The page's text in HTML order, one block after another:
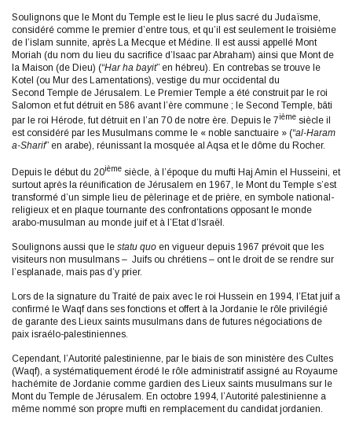
Soulignons que le Mont du Temple est le lieu le plus sacré du Judaïsme,
considéré comme le premier d’entre tous, et qu’il est seulement le troisième
de l’islam sunnite, après La Mecque et Médine. Il est aussi appellé Mont
Moriah (du nom du lieu du sacrifice d’Isaac par Abraham) ainsi que Mont de
la Maison (de Dieu) (“Har ha bayit” en hébreu). En contrebas se trouve le
Kotel (ou Mur des Lamentations), vestige du mur occidental du
Second Temple de Jérusalem. Le Premier Temple a été construit par le roi
Salomon et fut détruit en 586 avant l’ère commune ; le Second Temple, bâti
par le roi Hérode, fut détruit en l’an 70 de notre ère. Depuis le 7ième siècle il
est considéré par les Musulmans comme le « noble sanctuaire » (“al-Haram
a-Sharif” en arabe), réunissant la mosquée al Aqsa et le dôme du Rocher.
Depuis le début du 20ième siècle, à l’époque du mufti Haj Amin el Husseini, et
surtout après la réunification de Jérusalem en 1967, le Mont du Temple s’est
transformé d’un simple lieu de pèlerinage et de prière, en symbole national-
religieux et en plaque tournante des confrontations opposant le monde
arabo-musulman au monde juif et à l’Etat d’Israël.
Soulignons aussi que le statu quo en vigueur depuis 1967 prévoit que les
visiteurs non musulmans – Juifs ou chrétiens – ont le droit de se rendre sur
l’esplanade, mais pas d’y prier.
Lors de la signature du Traité de paix avec le roi Hussein en 1994, l’Etat juif a
confirmé le Waqf dans ses fonctions et offert à la Jordanie le rôle privilégié
de garante des Lieux saints musulmans dans de futures négociations de
paix israélo-palestiniennes.
Cependant, l’Autorité palestinienne, par le biais de son ministère des Cultes
(Waqf), a systématiquement érodé le rôle administratif assigné au Royaume
hachémite de Jordanie comme gardien des Lieux saints musulmans sur le
Mont du Temple de Jérusalem. En octobre 1994, l’Autorité palestinienne a
même nommé son propre mufti en remplacement du candidat jordanien.